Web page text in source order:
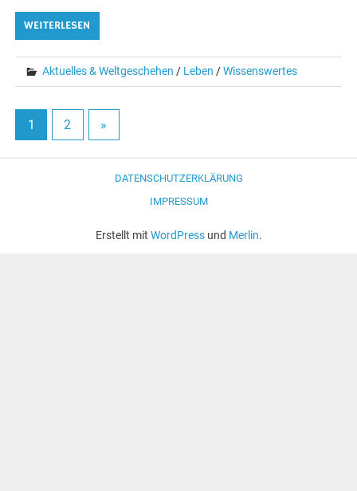
WEITERLESEN
Aktuelles & Weltgeschehen / Leben /Wissenswertes
1 2 »
DATENSCHUTZERKLÄRUNG
IMPRESSUM
Erstellt mit WordPressund Merlin.